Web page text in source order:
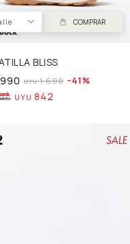
COMPRAR
BLISS
990 UYU 1.690 41
UYU 842